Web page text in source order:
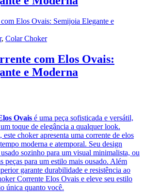
, Colar Choker
com Elos Ovais:
e Moderna
Ovais é uma peça sofisticada e versátil,
toque de elegância a qualquer look.
choker apresenta uma corrente de elos
moderna e atemporal. Seu design
sozinho para um visual minimalista, ou
peças para um estilo mais ousado. Além
garante durabilidade e resistência ao
Corrente Elos Ovais e eleve seu estilo
única quanto você.